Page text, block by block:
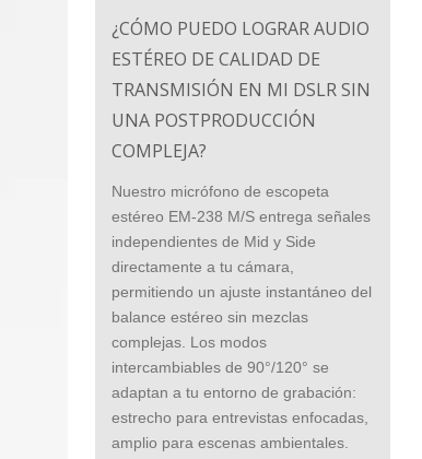
¿CÓMO PUEDO LOGRAR AUDIO
ESTÉREO DE CALIDAD DE
TRANSMISIÓN EN MI DSLR SIN
UNA POSTPRODUCCIÓN
COMPLEJA?
Nuestro micrófono de escopeta
estéreo EM-238 M/S entrega señales
independientes de Mid y Side
directamente a tu cámara,
permitiendo un ajuste instantáneo del
balance estéreo sin mezclas
complejas. Los modos
intercambiables de 90°/120° se
adaptan a tu entorno de grabación:
estrecho para entrevistas enfocadas,
amplio para escenas ambientales.